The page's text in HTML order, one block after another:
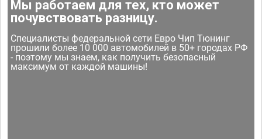
Мы работаем для тех, кто может
почувствовать разницу.
Специалисты федеральной сети Евро Чип Тюнинг
прошили более 10 000 автомобилей в 50+ городах РФ
- поэтому мы знаем, как получить безопасный
максимум от каждой машины!